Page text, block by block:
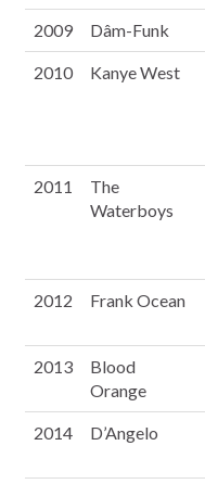
2009 Dâm-Funk
2010 Kanye West
2011
The
Waterboys
2012 Frank Ocean
2013
Blood
Orange
2014 D’Angelo